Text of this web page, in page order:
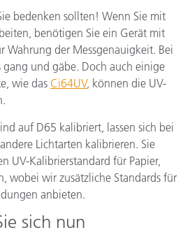
bedenken sollten! Wenn Sie mit
benötigen Sie ein Gerät mit
Wahrung der Messgenauigkeit. Bei
gang und gäbe. Doch auch einige
wie das Ci64UV, können die UV-
auf D65 kalibriert, lassen sich bei
Lichtarten kalibrieren. Sie
UV-Kalibrierstandard für Papier,
wobei wir zusätzliche Standards für
anbieten.
sich nun